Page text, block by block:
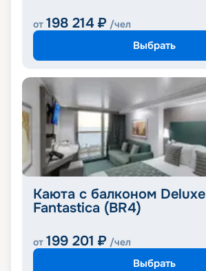
от 198 214 ₽ /чел
Выбрать
Каюта с балконом Deluxe
Fantastica (BR4)
от 199 201 ₽ /чел
Выбрать